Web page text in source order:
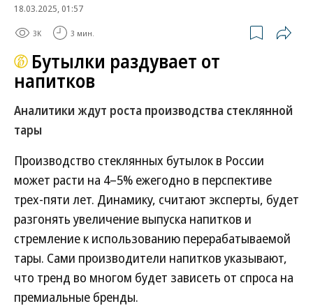
18.03.2025, 01:57
3K 3 мин.
Бутылки раздувает от
напитков
Аналитики ждут роста производства стеклянной
тары
Производство стеклянных бутылок в России
может расти на 4–5% ежегодно в перспективе
трех-пяти лет. Динамику, считают эксперты, будет
разгонять увеличение выпуска напитков и
стремление к использованию перерабатываемой
тары. Сами производители напитков указывают,
что тренд во многом будет зависеть от спроса на
премиальные бренды.